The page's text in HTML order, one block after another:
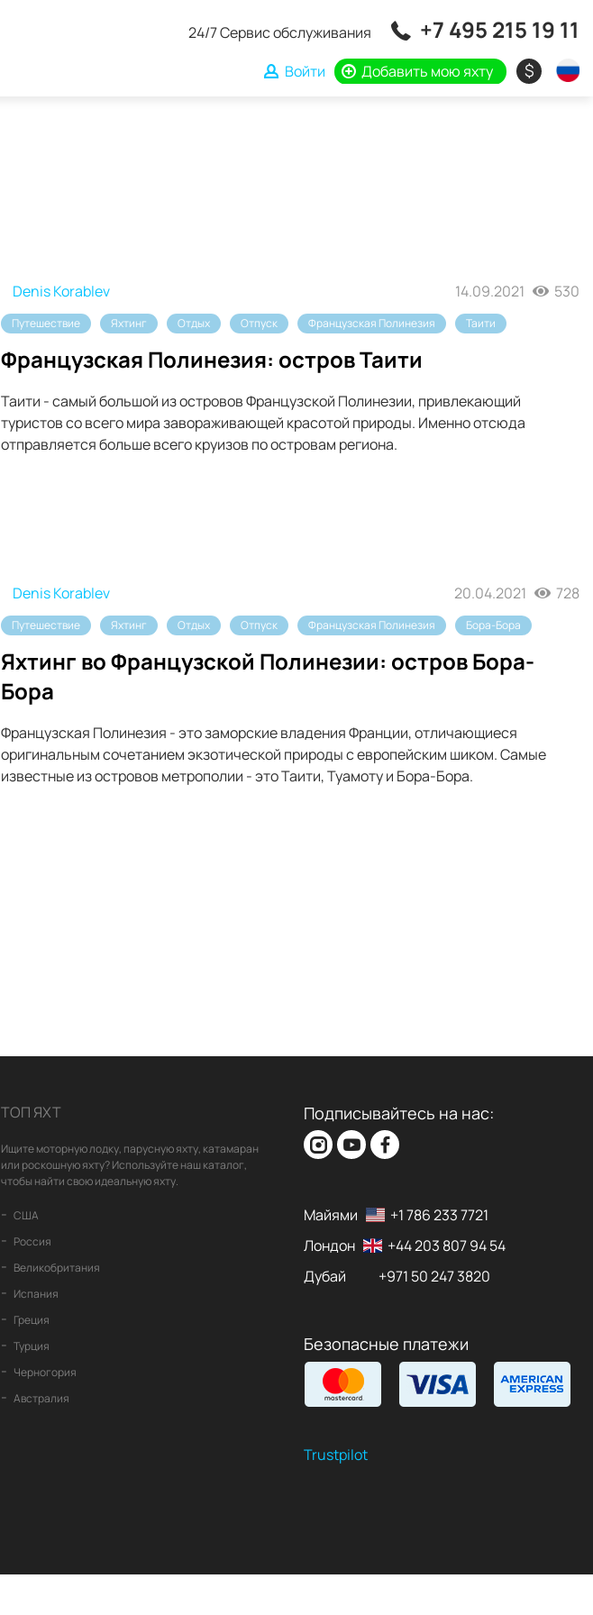
24/7 Сервис обслуживания +7 495 215 19 11
Войти Добавить мою яхту $
Denis Korablev 14.09.2021 530
Путешествие Яхтинг Отдых Отпуск Французская Полинезия Таити
Французская Полинезия: остров Таити
Таити - самый большой из островов Французской Полинезии, привлекающий
туристов со всего мира завораживающей красотой природы. Именно отсюда
отправляется больше всего круизов по островам региона.
Denis Korablev 20.04.2021 728
Путешествие Яхтинг Отдых Отпуск Французская Полинезия Бора-Бора
Яхтинг во Французской Полинезии: остров Бора-
Бора
Французская Полинезия - это заморские владения Франции, отличающиеся
оригинальным сочетанием экзотической природы с европейским шиком. Самые
известные из островов метрополии - это Таити, Туамоту и Бора-Бора.
ТОП ЯХТ
Ищите моторную лодку, парусную яхту, катамаран
или роскошную яхту? Используйте наш каталог,
чтобы найти свою идеальную яхту.
США
Россия
Великобритания
Испания
Греция
Турция
Черногория
Австралия
Подписывайтесь на нас:
Майями
+1 786 233 7721
Лондон
+44 203 807 94 54
Дубай
+971 50 247 3820
Безопасные платежи
Trustpilot